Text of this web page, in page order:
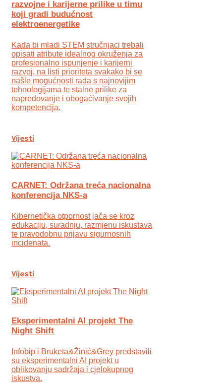
razvojne i karijerne prilike u timu
koji gradi budućnost
elektroenergetike
Kada bi mladi STEM stručnjaci trebali
opisati atribute idealnog okruženja za
profesionalno ispunjenje i karijerni
razvoj, na listi prioriteta svakako bi se
našle mogućnosti rada s najnovijim
tehnologijama te stalne prilike za
napredovanje i obogaćivanje svojih
kompetencija.
Vijesti
CARNET: Održana treća nacionalna
konferencija NKS-a
Kibernetička otpornost jača se kroz
edukaciju, suradnju, razmjenu iskustava
te pravodobnu prijavu sigurnosnih
incidenata.
Vijesti
Eksperimentalni AI projekt The
Night Shift
Infobip i Bruketa&Žinić&Grey predstavili
su eksperimentalni AI projekt u
oblikovanju sadržaja i cjelokupnog
iskustva.